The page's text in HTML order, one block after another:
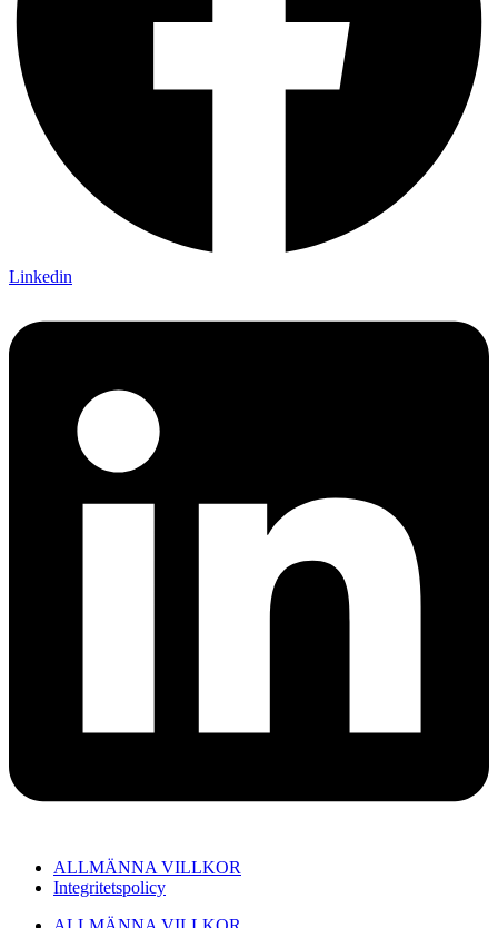
Linkedin
ALLMÄNNA VILLKOR
Integritetspolicy